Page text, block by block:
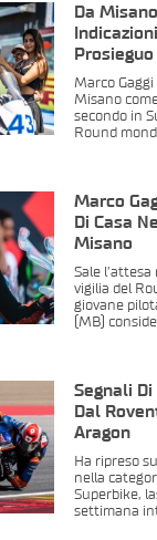
Da
Marco
Misano
secondo in
Round
Marco
Di Casa
Misano
Sale
vigilia del
giovane
(MB)
Segnali Di
Dal
Aragon
Ha ripreso
nella
Superbike,
settimana